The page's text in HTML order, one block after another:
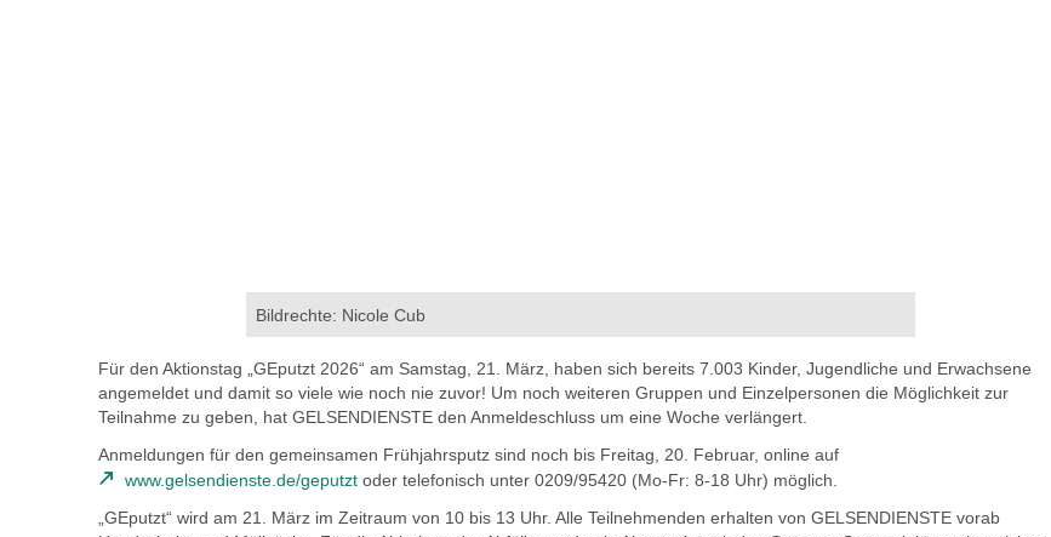
Bildrechte: Nicole Cub
Für den Aktionstag „GEputzt 2026“ am Samstag, 21. März, haben sich bereits 7.003 Kinder, Jugendliche und Erwachsene
angemeldet und damit so viele wie noch nie zuvor! Um noch weiteren Gruppen und Einzelpersonen die Möglichkeit zur
Teilnahme zu geben, hat GELSENDIENSTE den Anmeldeschluss um eine Woche verlängert.
Anmeldungen für den gemeinsamen Frühjahrsputz sind noch bis Freitag, 20. Februar, online auf
www.gelsendienste.de/geputztoder telefonisch unter 0209/95420 (Mo-Fr: 8-18 Uhr) möglich.
„GEputzt“ wird am 21. März im Zeitraum von 10 bis 13 Uhr. Alle Teilnehmenden erhalten von GELSENDIENSTE vorab